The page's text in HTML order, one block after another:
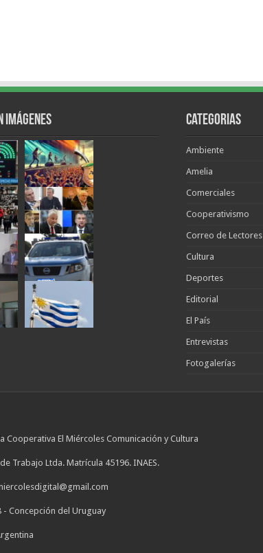
Imágenes Categorias
Ambiente
Amelia
Comerciales
Cooperativismo
Correo de Lectores
Cultura
Deportes
Editorial
El País
Entrevistas
Fotogalerías
Cooperativa El Miércoles Comunicación y Cultura
Trabajo Ltda. Matrícula 45196. INAES.
- Concepción del Uruguay